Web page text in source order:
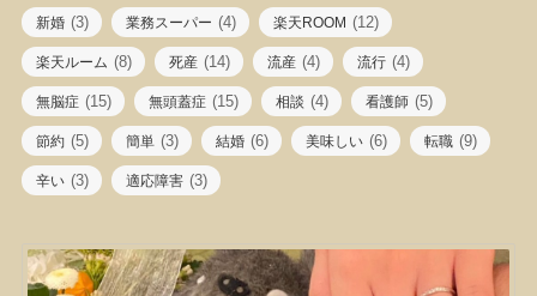
新婚 (3) 業務スーパー (4) 楽天ROOM (12)
楽天ルーム (8) 死産 (14) 流産 (4) 流行 (4)
無脳症 (15) 無頭蓋症 (15) 相談 (4) 看護師 (5)
節約 (5) 簡単 (3) 結婚 (6) 美味しい (6) 転職 (9)
辛い (3) 適応障害 (3)